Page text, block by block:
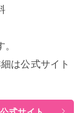
は公式サイト